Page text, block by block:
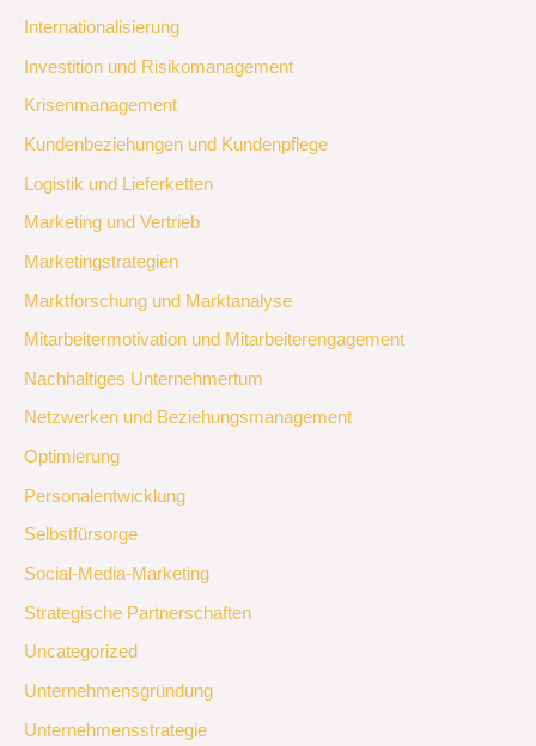
Internationalisierung
Investition und Risikomanagement
Krisenmanagement
Kundenbeziehungen und Kundenpflege
Logistik und Lieferketten
Marketing und Vertrieb
Marketingstrategien
Marktforschung und Marktanalyse
Mitarbeitermotivation und Mitarbeiterengagement
Nachhaltiges Unternehmertum
Netzwerken und Beziehungsmanagement
Optimierung
Personalentwicklung
Selbstfürsorge
Social-Media-Marketing
Strategische Partnerschaften
Uncategorized
Unternehmensgründung
Unternehmensstrategie